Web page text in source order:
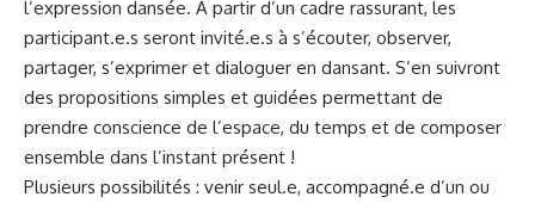
l’expression dansée. A partir d’un cadre rassurant, les
participant.e.s seront invité.e.s à s’écouter, observer,
partager, s’exprimer et dialoguer en dansant. S’en suivront
des propositions simples et guidées permettant de
prendre conscience de l’espace, du temps et de composer
ensemble dans l’instant présent !
Plusieurs possibilités : venir seul.e, accompagné.e d’un ou